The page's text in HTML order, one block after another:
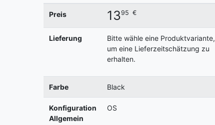
Preis 1395 €
Lieferung
Bitte wähle eine Produktvariante,
um eine Lieferzeitschätzung zu
erhalten.
Farbe Black
Konfiguration
Allgemein
OS